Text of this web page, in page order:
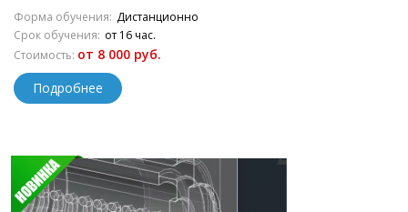
Форма обучения: Дистанционно
Срок обучения: от 16 час.
Стоимость: от 8 000 руб.
Подробнее